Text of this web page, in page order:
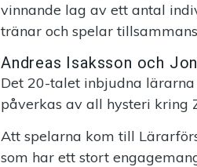
vinnande lag av ett antal
tränar och spelar
Andreas Isaksson och
Det 20-talet inbjudna
påverkas av all hysteri kring
Att spelarna kom till
som har ett stort